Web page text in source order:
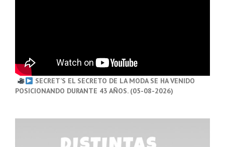
SECRET’S EL SECRETO DE LA MODA SE HA VENIDO
POSICIONANDO DURANTE 43 AÑOS. (05-08-2026)